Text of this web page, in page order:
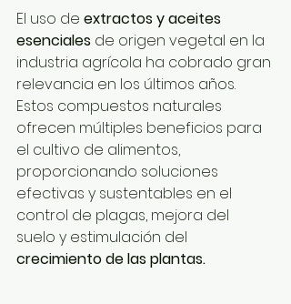
El uso de extractos y aceites
esenciales de origen vegetal en la
industria agrícola ha cobrado gran
relevancia en los últimos años.
Estos compuestos naturales
ofrecen múltiples beneficios para
el cultivo de alimentos,
proporcionando soluciones
efectivas y sustentables en el
control de plagas, mejora del
suelo y estimulación del
crecimiento de las plantas.